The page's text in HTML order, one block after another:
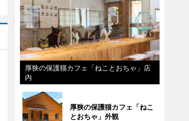
厚狭の保護猫カフェ「ねことおちゃ」店
内
厚狭の保護猫カフェ「ねこ
とおちゃ」外観